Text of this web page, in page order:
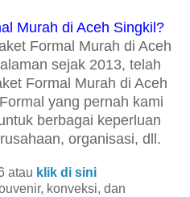
Murah di Aceh Singkil?
Formal Murah di Aceh
sejak 2013, telah
Formal Murah di Aceh
yang pernah kami
berbagai keperluan
organisasi, dll.
atau klik di sini
konveksi, dan